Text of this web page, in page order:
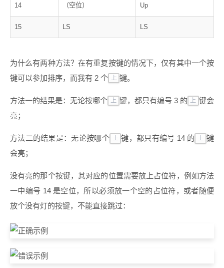
14 （空位） Up
15 LS LS
为什么有两种方法？在有重复按键的情况下，仅有其中一个按
键可以参加排序，而我有 2 个 上 键。
方法一的结果是：无论按哪个 上 键，都只有编号 3 的 上 键会
亮；
方法二的结果是：无论按哪个 上 键，都只有编号 14 的 上 键
会亮；
没有亮的那个按键，其对应的位置需要放上占位符，例如方法
一中编号 14 是空位，所以必须放一个空的占位符，或者随便
放个没有灯的按键，不能直接跳过：